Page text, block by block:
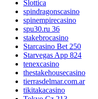
Slottica
spindragonscasino
spinempirecasino
spu30.ru 36
stakebrocasino
Starcasino Bet 250
Starvegas App 824
tenexcasino
thestakehousecasino
tierrasdelmar.com.ar
tikitakacasino